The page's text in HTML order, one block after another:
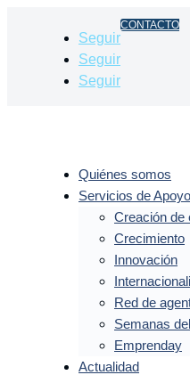
Seguir
Seguir
Seguir
CONTACTO
Quiénes somos
Servicios de Apoyo
Creación de
Crecimiento
Innovación
Red de
Semanas
Emprenday
Actualidad